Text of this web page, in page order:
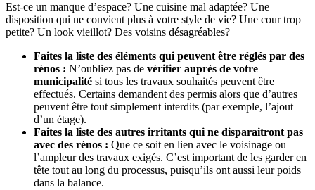
Est-ce un manque d’espace? Une cuisine mal adaptée? Une
disposition qui ne convient plus à votre style de vie? Une cour trop
petite? Un look vieillot? Des voisins désagréables?
Faites la liste des éléments qui peuvent être réglés par des
rénos : N’oubliez pas de vérifier auprès de votre
municipalité si tous les travaux souhaités peuvent être
effectués. Certains demandent des permis alors que d’autres
peuvent être tout simplement interdits (par exemple, l’ajout
d’un étage).
Faites la liste des autres irritants qui ne disparaitront pas
avec des rénos : Que ce soit en lien avec le voisinage ou
l’ampleur des travaux exigés. C’est important de les garder en
tête tout au long du processus, puisqu’ils ont aussi leur poids
dans la balance.